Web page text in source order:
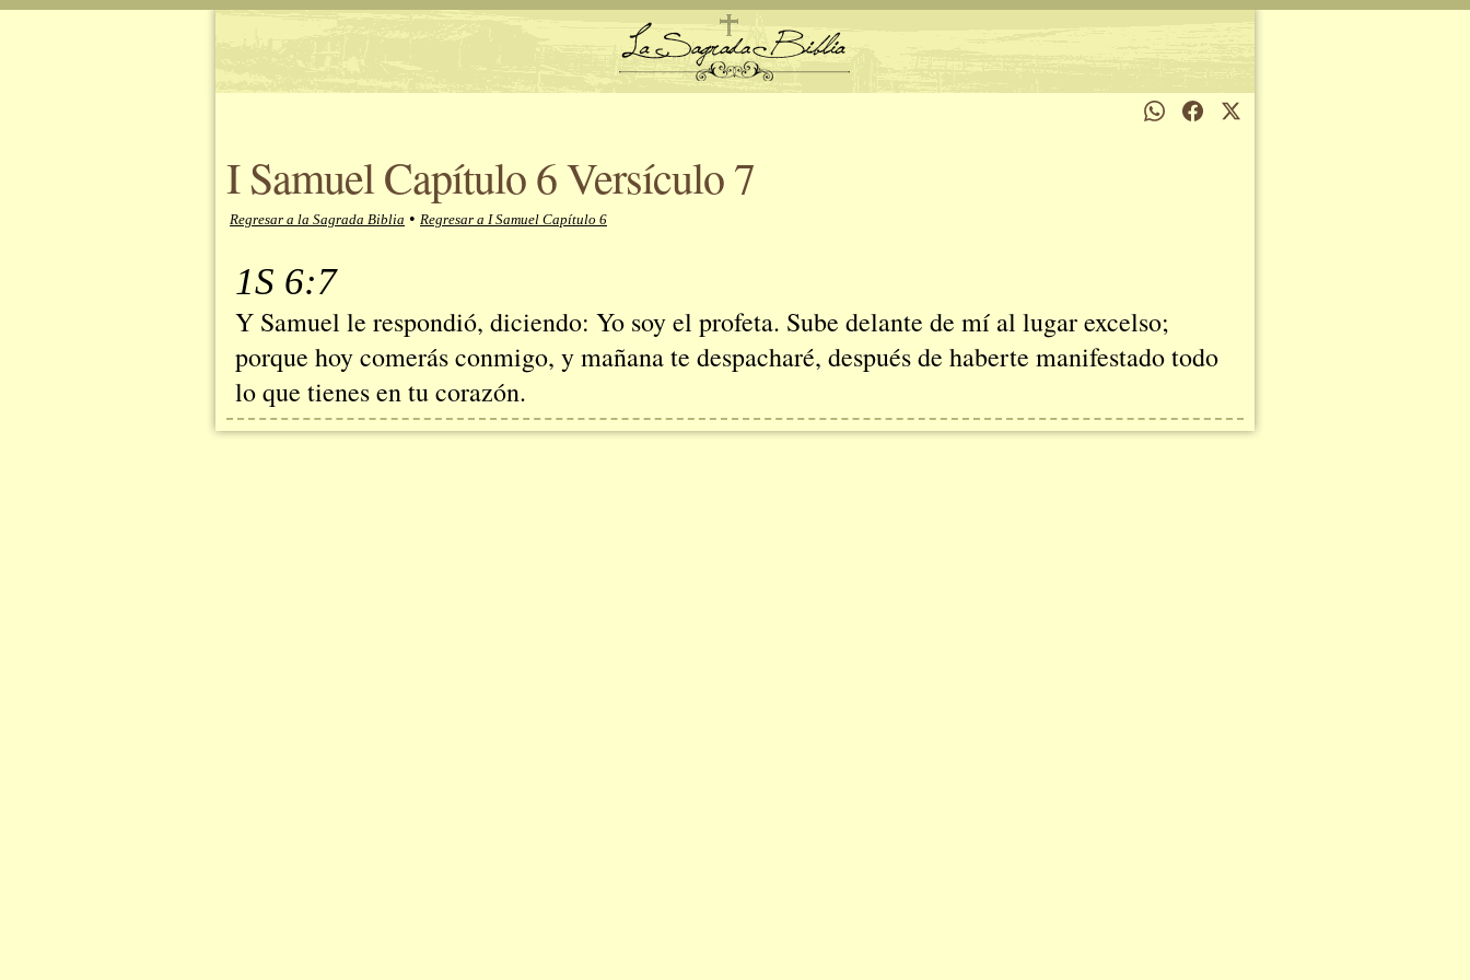
I Samuel Capítulo 6 Versículo 7
Regresar a la Sagrada Biblia • Regresar a I Samuel Capítulo 6
1S 6:7
Y Samuel le respondió, diciendo: Yo soy el profeta. Sube delante de mí al lugar excelso;
porque hoy comerás conmigo, y mañana te despacharé, después de haberte manifestado todo
lo que tienes en tu corazón.